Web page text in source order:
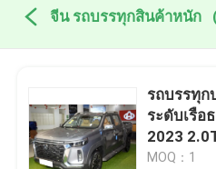
จีน รถบรรทุกสินค้าหนัก
รถบรรทุ
ระดับเรือ
2023
MOQ：1